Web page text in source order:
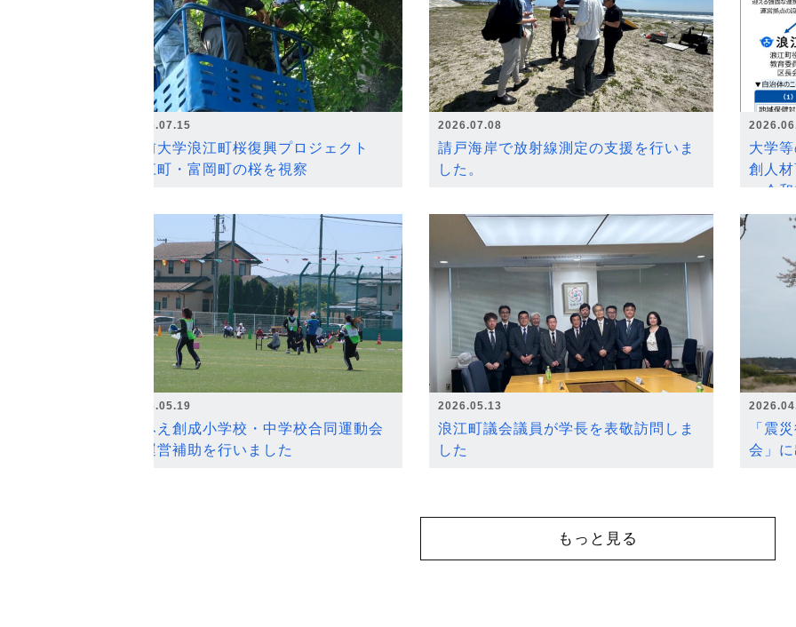
2026.07.15
弘前大学浪江町桜復興プロジェクト
浪江町・富岡町の桜を視察
2026.07.08
請戸海岸で放射線測定の支援を行いま
した。
大学
創人
～令
2026.05.19
なみえ創成小学校・中学校合同運動会
の運営補助を行いました
2026.05.13
浪江町議会議員が学長を表敬訪問しま
した
「震
会」
もっと見る